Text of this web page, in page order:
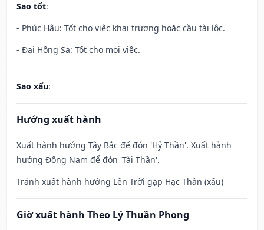
Sao tốt:
- Phúc Hậu: Tốt cho việc khai trương hoặc cầu tài lộc.
- Đại Hồng Sa: Tốt cho mọi việc.
Sao xấu:
Hướng xuất hành
Xuất hành hướng Tây Bắc để đón 'Hỷ Thần'. Xuất hành
hướng Đông Nam để đón 'Tài Thần'.
Tránh xuất hành hướng Lên Trời gặp Hạc Thần (xấu)
Giờ xuất hành Theo Lý Thuần Phong